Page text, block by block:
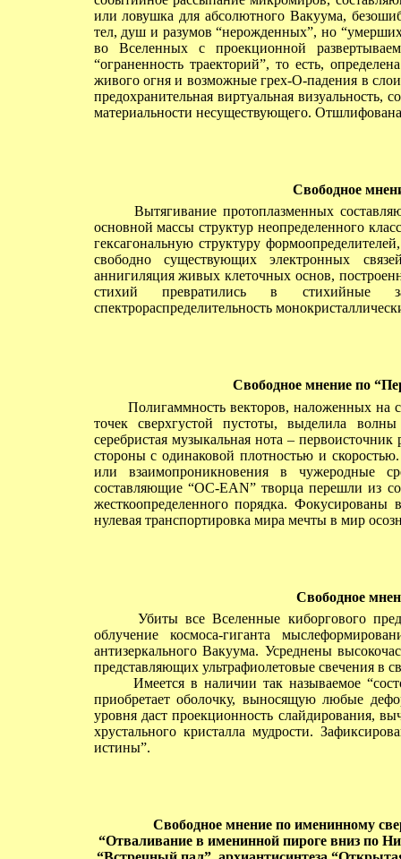
или ловушка для абсолютного Вакуума,
тел, душ и разумов “нерожденных”, но
во Вселенных с проекционной
“ограненность траекторий”, то есть,
живого огня и возможные грех-О-падения в
предохранительная виртуальная визуальность,
материальности несуществующего.
Свободное
Вытягивание протоплазменных
основной массы структур неопределенного
гексагональную структуру
свободно существующих электронных
аннигиляция живых клеточных основ,
стихий превратились в стихийные
спектрораспределительность
Свободное мнение по
Полигаммность векторов, наложенных на
точек сверхгустой пустоты, выделила
серебристая музыкальная нота –
стороны с одинаковой плотностью и
или взаимопроникновения в чужеродные
составляющие “ОС-EAN” творца перешли из
жесткоопределенного порядка.
нулевая транспортировка мира мечты в мир
Свободное
Убиты все Вселенные киборгового
облучение космоса-гиганта
антизеркального Вакуума. Усреднены
представляющих ультрафиолетовые свечения в
Имеется в наличии так называемое
приобретает оболочку, выносящую любые
уровня даст проекционность слайдирования,
хрустального кристалла мудрости.
истины”.
Свободное мнение поименинному
“Отваливание в именинной пироге вниз по